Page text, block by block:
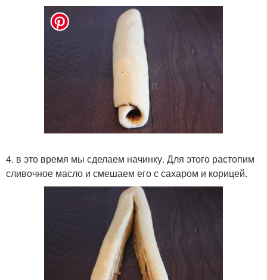
4. в это время мы сделаем начинку. Для этого растопим
сливочное масло и смешаем его с сахаром и корицей.